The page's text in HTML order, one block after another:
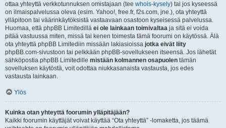
ottaa yhteyttä verkkotunnuksen omistajaan (tee whois-kysely) tai jos kyseessä
on ilmaispalvelussa oleva (esim. Yahoo!, free.fr, f2s.com, jne.), ota yhteyttä
ylläpitoon tai väärinkäytöksistä vastaavaan osastoon kyseisessä palvelussa.
Huomaa, että phpBB Limitedillä ei ole lainkaan toimivaltaa ja sitä ei voida
pitää vastuussa miten, missä tai kenen toimesta tämä foorumi on käytössä. Älä
ota yhteyttä phpBB Limitediin missään lakiasioissa jotka eivät liity
phpBB.com-sivustoon tai pelkkään phpBB-sovellukseen itseensä. Jos lähetät
sähköpostia phpBB Limitedille mistään kolmannen osapuolen tämän
sovelluksen käytöstä, voit odottaa niukkasanaista vastausta, jos edes
vastausta lainkaan.
Ylös
Kuinka otan yhteyttä foorumin ylläpitäjään?
Kaikki foorumin käyttäjät voivat käyttää “Ota yhteyttä” -lomaketta, jos täämä